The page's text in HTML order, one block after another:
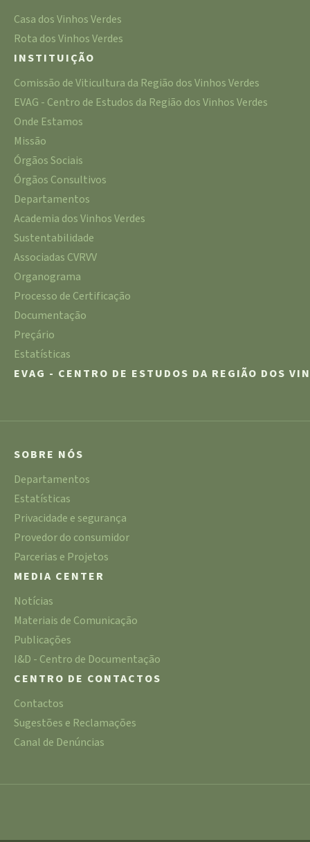
Casa dos Vinhos Verdes
Rota dos Vinhos Verdes
INSTITUIÇÃO
Comissão de Viticultura da Região dos Vinhos Verdes
EVAG - Centro de Estudos da Região dos Vinhos Verdes
Onde Estamos
Missão
Órgãos Sociais
Órgãos Consultivos
Departamentos
Academia dos Vinhos Verdes
Sustentabilidade
Associadas CVRVV
Organograma
Processo de Certificação
Documentação
Preçário
Estatísticas
EVAG - CENTRO DE ESTUDOS DA REGIÃO DOS
SOBRE NÓS
Departamentos
Estatísticas
Privacidade e segurança
Provedor do consumidor
Parcerias e Projetos
MEDIA CENTER
Notícias
Materiais de Comunicação
Publicações
I&D - Centro de Documentação
CENTRO DE CONTACTOS
Contactos
Sugestões e Reclamações
Canal de Denúncias